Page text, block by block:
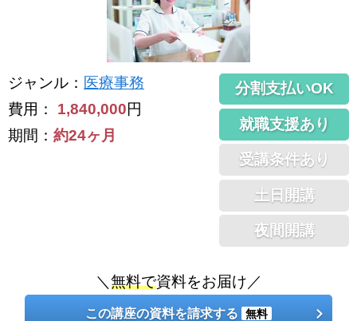
ジャンル ： 医療事務
費用： 1,840,000円
期間： 約24ヶ月
分割支払いOK
就職支援あり
受講条件あり
土日開講
夜間開講
＼ 無料で資料をお届け／
この講座の資料を請求する 無料